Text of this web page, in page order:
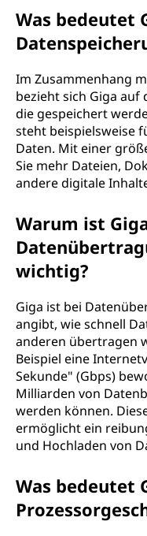
Was bedeutet
Im Zusammenhang
bezieht sich Giga
die gespeichert
steht beispielsweise
Daten. Mit einer
Sie mehr Dateien,
andere digitale
Warum ist
wichtig?
Giga ist bei
angibt, wie schnell
anderen übertragen
Beispiel eine
Sekunde" (Gbps)
Milliarden von
werden können.
ermöglicht ein
und Hochladen von
Was bedeutet